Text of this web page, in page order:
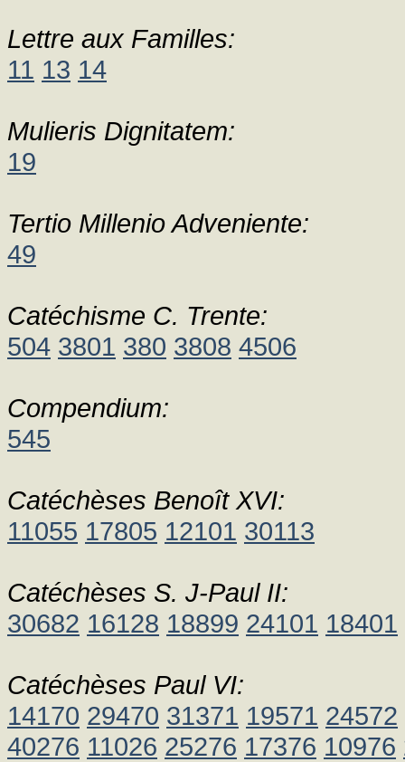
Lettre aux Familles:
11 13 14
Mulieris Dignitatem:
19
Tertio Millenio Adveniente:
49
Catéchisme C. Trente:
504 3801 380 3808 4506
Compendium:
545
Catéchèses Benoît XVI:
11055 17805 12101 30113
Catéchèses S. J-Paul II:
30682 16128 18899 24101 18401
Catéchèses Paul VI:
14170 29470 31371 19571 24572
40276 11026 25276 17376 10976